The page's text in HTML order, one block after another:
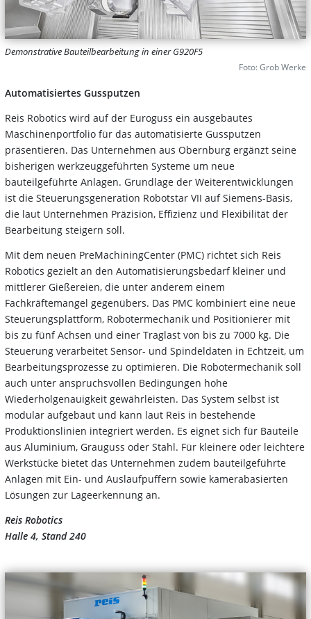
Demonstrative Bauteilbearbeitung in einer G920F5
Foto: Grob Werke
Automatisiertes Gussputzen
Reis Robotics wird auf der Euroguss ein ausgebautes
Maschinenportfolio für das automatisierte Gussputzen
präsentieren. Das Unternehmen aus Obernburg ergänzt seine
bisherigen werkzeuggeführten Systeme um neue
bauteilgeführte Anlagen. Grundlage der Weiterentwicklungen
ist die Steuerungsgeneration Robotstar VII auf Siemens-Basis,
die laut Unternehmen Präzision, Effizienz und Flexibilität der
Bearbeitung steigern soll.
Mit dem neuen PreMachiningCenter (PMC) richtet sich Reis
Robotics gezielt an den Automatisierungsbedarf kleiner und
mittlerer Gießereien, die unter anderem einem
Fachkräftemangel gegenübers. Das PMC kombiniert eine neue
Steuerungsplattform, Robotermechanik und Positionierer mit
bis zu fünf Achsen und einer Traglast von bis zu 7000 kg. Die
Steuerung verarbeitet Sensor- und Spindeldaten in Echtzeit, um
Bearbeitungsprozesse zu optimieren. Die Robotermechanik soll
auch unter anspruchsvollen Bedingungen hohe
Wiederholgenauigkeit gewährleisten. Das System selbst ist
modular aufgebaut und kann laut Reis in bestehende
Produktionslinien integriert werden. Es eignet sich für Bauteile
aus Aluminium, Grauguss oder Stahl. Für kleinere oder leichtere
Werkstücke bietet das Unternehmen zudem bauteilgeführte
Anlagen mit Ein- und Auslaufpuffern sowie kamerabasierten
Lösungen zur Lageerkennung an.
Reis Robotics
Halle 4, Stand 240